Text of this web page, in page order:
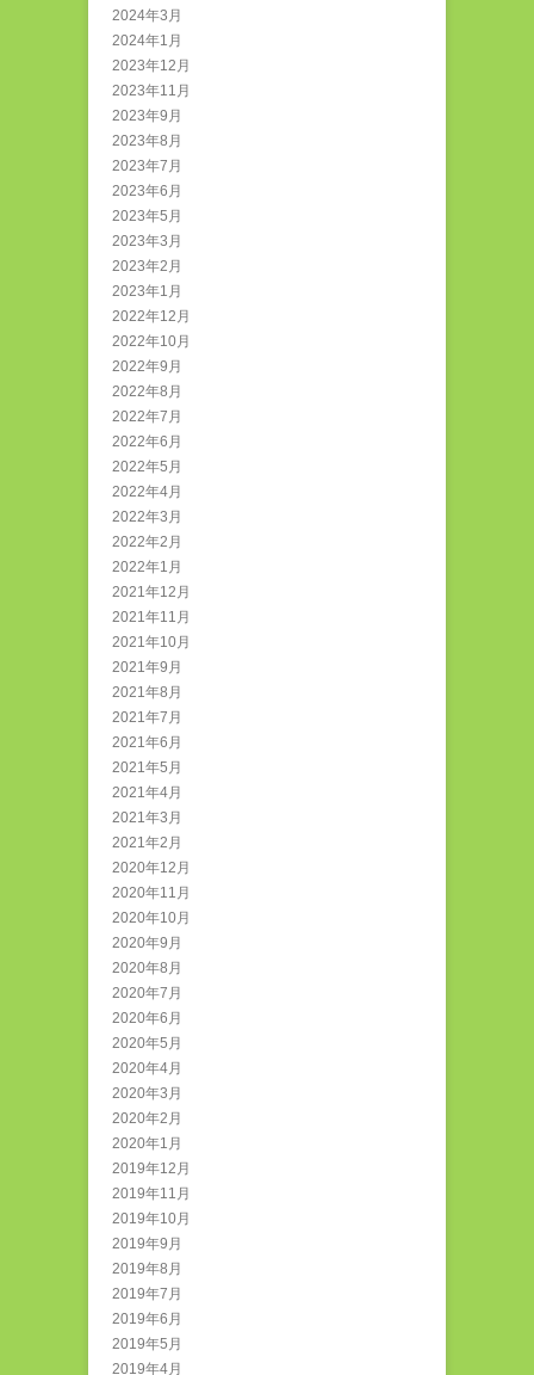
2024年3月
2024年1月
2023年12月
2023年11月
2023年9月
2023年8月
2023年7月
2023年6月
2023年5月
2023年3月
2023年2月
2023年1月
2022年12月
2022年10月
2022年9月
2022年8月
2022年7月
2022年6月
2022年5月
2022年4月
2022年3月
2022年2月
2022年1月
2021年12月
2021年11月
2021年10月
2021年9月
2021年8月
2021年7月
2021年6月
2021年5月
2021年4月
2021年3月
2021年2月
2020年12月
2020年11月
2020年10月
2020年9月
2020年8月
2020年7月
2020年6月
2020年5月
2020年4月
2020年3月
2020年2月
2020年1月
2019年12月
2019年11月
2019年10月
2019年9月
2019年8月
2019年7月
2019年6月
2019年5月
2019年4月